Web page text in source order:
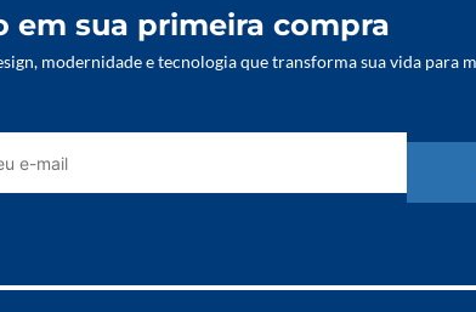
em sua primeira compra
modernidade e tecnologia que transforma sua vida para